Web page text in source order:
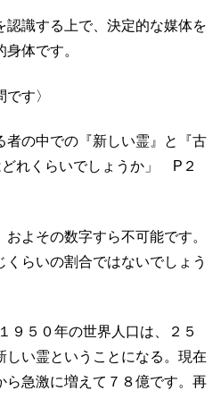
認識する上で、決定的な媒体を
体です。
す〉
者の中での『新しい霊』と『古
れくらいでしょうか」 P２
よその数字すら不可能です。
らいの割合ではないでしょう
９５０年の世界人口は、２５
しい霊ということになる。現在
ら急激に増えて７８億です。再